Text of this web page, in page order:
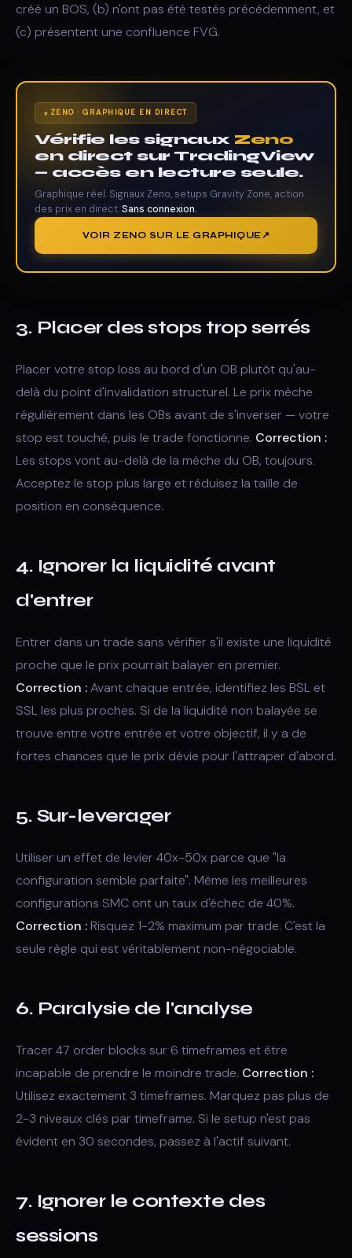
créé un BOS, (b) n'ont pas été testés précédemment, et
(c) présentent une confluence FVG.
ZENO · GRAPHIQUE EN DIRECT
Vérifie les signaux Zeno
en direct sur TradingView
— accès en lecture seule.
Graphique réel. Signaux Zeno, setups Gravity Zone, action
des prix en direct.Sans connexion.
VOIR ZENO SUR LE GRAPHIQUE
3. Placer des stops trop serrés
Placer votre stop loss au bord d'un OB plutôt qu'au-
delà du point d'invalidation structurel. Le prix mèche
régulièrement dans les OBs avant de s'inverser — votre
stop est touché, puis le trade fonctionne. Correction :
Les stops vont au-delà de la mèche du OB, toujours.
Acceptez le stop plus large et réduisez la taille de
position en conséquence.
4. Ignorer la liquidité avant
d'entrer
Entrer dans un trade sans vérifier s'il existe une liquidité
proche que le prix pourrait balayer en premier.
Correction :Avant chaque entrée, identifiez les BSL et
SSL les plus proches. Si de la liquidité non balayée se
trouve entre votre entrée et votre objectif, il y a de
fortes chances que le prix dévie pour l'attraper d'abord.
5. Sur-leverager
Utiliser un effet de levier 40x-50x parce que "la
configuration semble parfaite". Même les meilleures
configurations SMC ont un taux d'échec de 40%.
Correction :Risquez 1-2% maximum par trade. C'est la
seule règle qui est véritablement non-négociable.
6. Paralysie de l'analyse
Tracer 47 order blocks sur 6 timeframes et être
incapable de prendre le moindre trade. Correction :
Utilisez exactement 3 timeframes. Marquez pas plus de
2-3 niveaux clés par timeframe. Si le setup n'est pas
évident en 30 secondes, passez à l'actif suivant.
7. Ignorer le contexte des
sessions